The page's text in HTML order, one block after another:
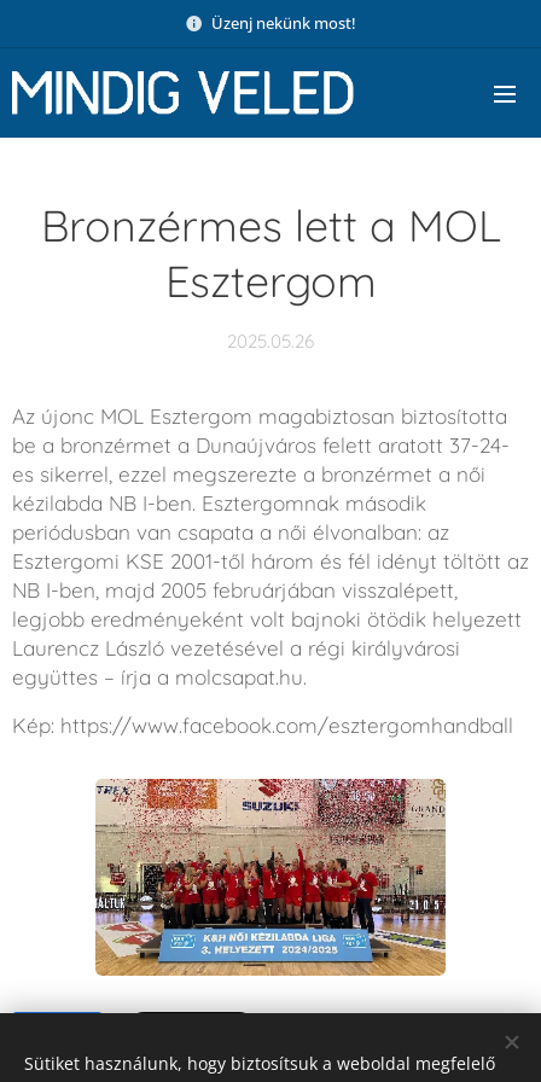
Üzenj nekünk most!
Bronzérmes lett a MOL
Esztergom
2025.05.26
Az újonc MOL Esztergom magabiztosan biztosította
be a bronzérmet a Dunaújváros felett aratott 37-24-
es sikerrel, ezzel megszerezte a bronzérmet a női
kézilabda NB I-ben. Esztergomnak második
periódusban van csapata a női élvonalban: az
Esztergomi KSE 2001-től három és fél idényt töltött az
NB I-ben, majd 2005 februárjában visszalépett,
legjobb eredményeként volt bajnoki ötödik helyezett
Laurencz László vezetésével a régi királyvárosi
együttes – írja a molcsapat.hu.
Kép: https://www.facebook.com/esztergomhandball
Sütiket használunk, hogy biztosítsuk a weboldal megfelelő